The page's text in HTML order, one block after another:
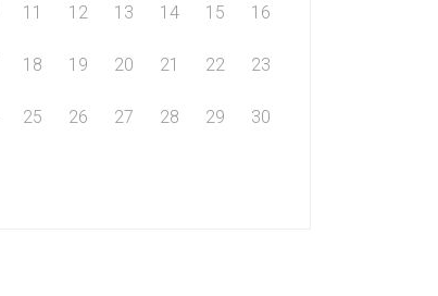
11 12 13 14 15 16
18 19 20 21 22 23
25 26 27 28 29 30